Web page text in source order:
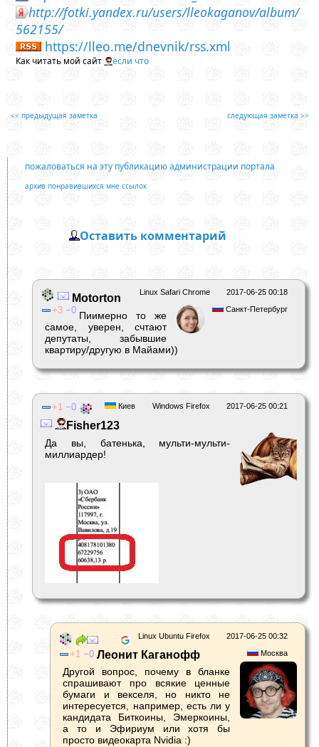
http://fotki.yandex.ru/users/lleokaganov/album/
562155/
https://lleo.me/dnevnik/rss.xml
Как читать мой сайт если что
<< предыдущая заметка следующая заметка >>
пожаловаться на эту публикацию администрации портала
архив понравившихся мне ссылок
Оставить комментарий
2017-06-25 00:18
Linux Safari Chrome
Санкт-Петербург
3 0
Motorton
Пиимерно то же
самое, уверен, счтают
депутаты, забывшие
квартиру/другую в Майами))
2017-06-25 00:21
Windows Firefox
Киев
1 0
Fisher123
Да вы, батенька, мульти-мульти-
миллиардер!
2017-06-25 00:32
Linux Ubuntu Firefox
Москва
1 0 Леонит Каганофф
Другой вопрос, почему в бланке
спрашивают про всякие ценные
бумаги и векселя, но никто не
интересуется, например, есть ли у
кандидата Биткоины, Эмеркоины,
а то и Эфириум или хотя бы
просто видеокарта Nvidia :)